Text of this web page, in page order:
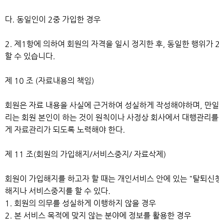
다. 동일인이 2중 가입한 경우
2. 제1항에 의하여 회원의 자격을 일시 정지한 후, 동일한 행위
할 수 있습니다.
제 10 조 (자료내용의 책임)
회원은 자료 내용을 사실에 근거하여 성실하게 작성해야하며, 만
리는 회원 본인이 하는 것이 원칙이나 사정상 회사에서 대행관리
게 자료관리가 되도록 노력해야 한다.
제 11 조(회원의 가입해지/서비스중지/ 자료삭제)
회원이 가입해지를 하고자 할 때는 개인서비스 안에 있는 "탈퇴
해지나 서비스중지를 할 수 있다.
1. 회원의 의무를 성실하게 이행하지 않을 경우
2. 본 서비스 목적에 맞지 않는 분야에 정보를 활용한 경우